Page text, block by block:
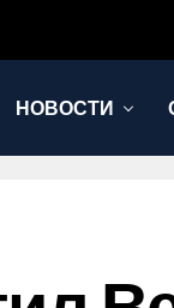
НОВОСТИ